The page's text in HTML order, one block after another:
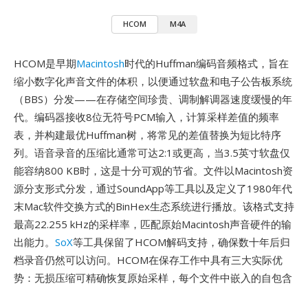
HCOM M4A
HCOM是早期Macintosh时代的Huffman编码音频格式，旨在
缩小数字化声音文件的体积，以便通过软盘和电子公告板系统
（BBS）分发——在存储空间珍贵、调制解调器速度缓慢的年
代。编码器接收8位无符号PCM输入，计算采样差值的频率
表，并构建最优Huffman树，将常见的差值替换为短比特序
列。语音录音的压缩比通常可达2:1或更高，当3.5英寸软盘仅
能容纳800 KB时，这是十分可观的节省。文件以Macintosh资
源分支形式分发，通过SoundApp等工具以及定义了1980年代
末Mac软件交换方式的BinHex生态系统进行播放。该格式支持
最高22.255 kHz的采样率，匹配原始Macintosh声音硬件的输
出能力。 SoX等工具保留了HCOM解码支持，确保数十年后归
档录音仍然可以访问。HCOM在保存工作中具有三大实际优
势：无损压缩可精确恢复原始采样，每个文件中嵌入的自包含